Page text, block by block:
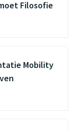
Filosofie
Mobility